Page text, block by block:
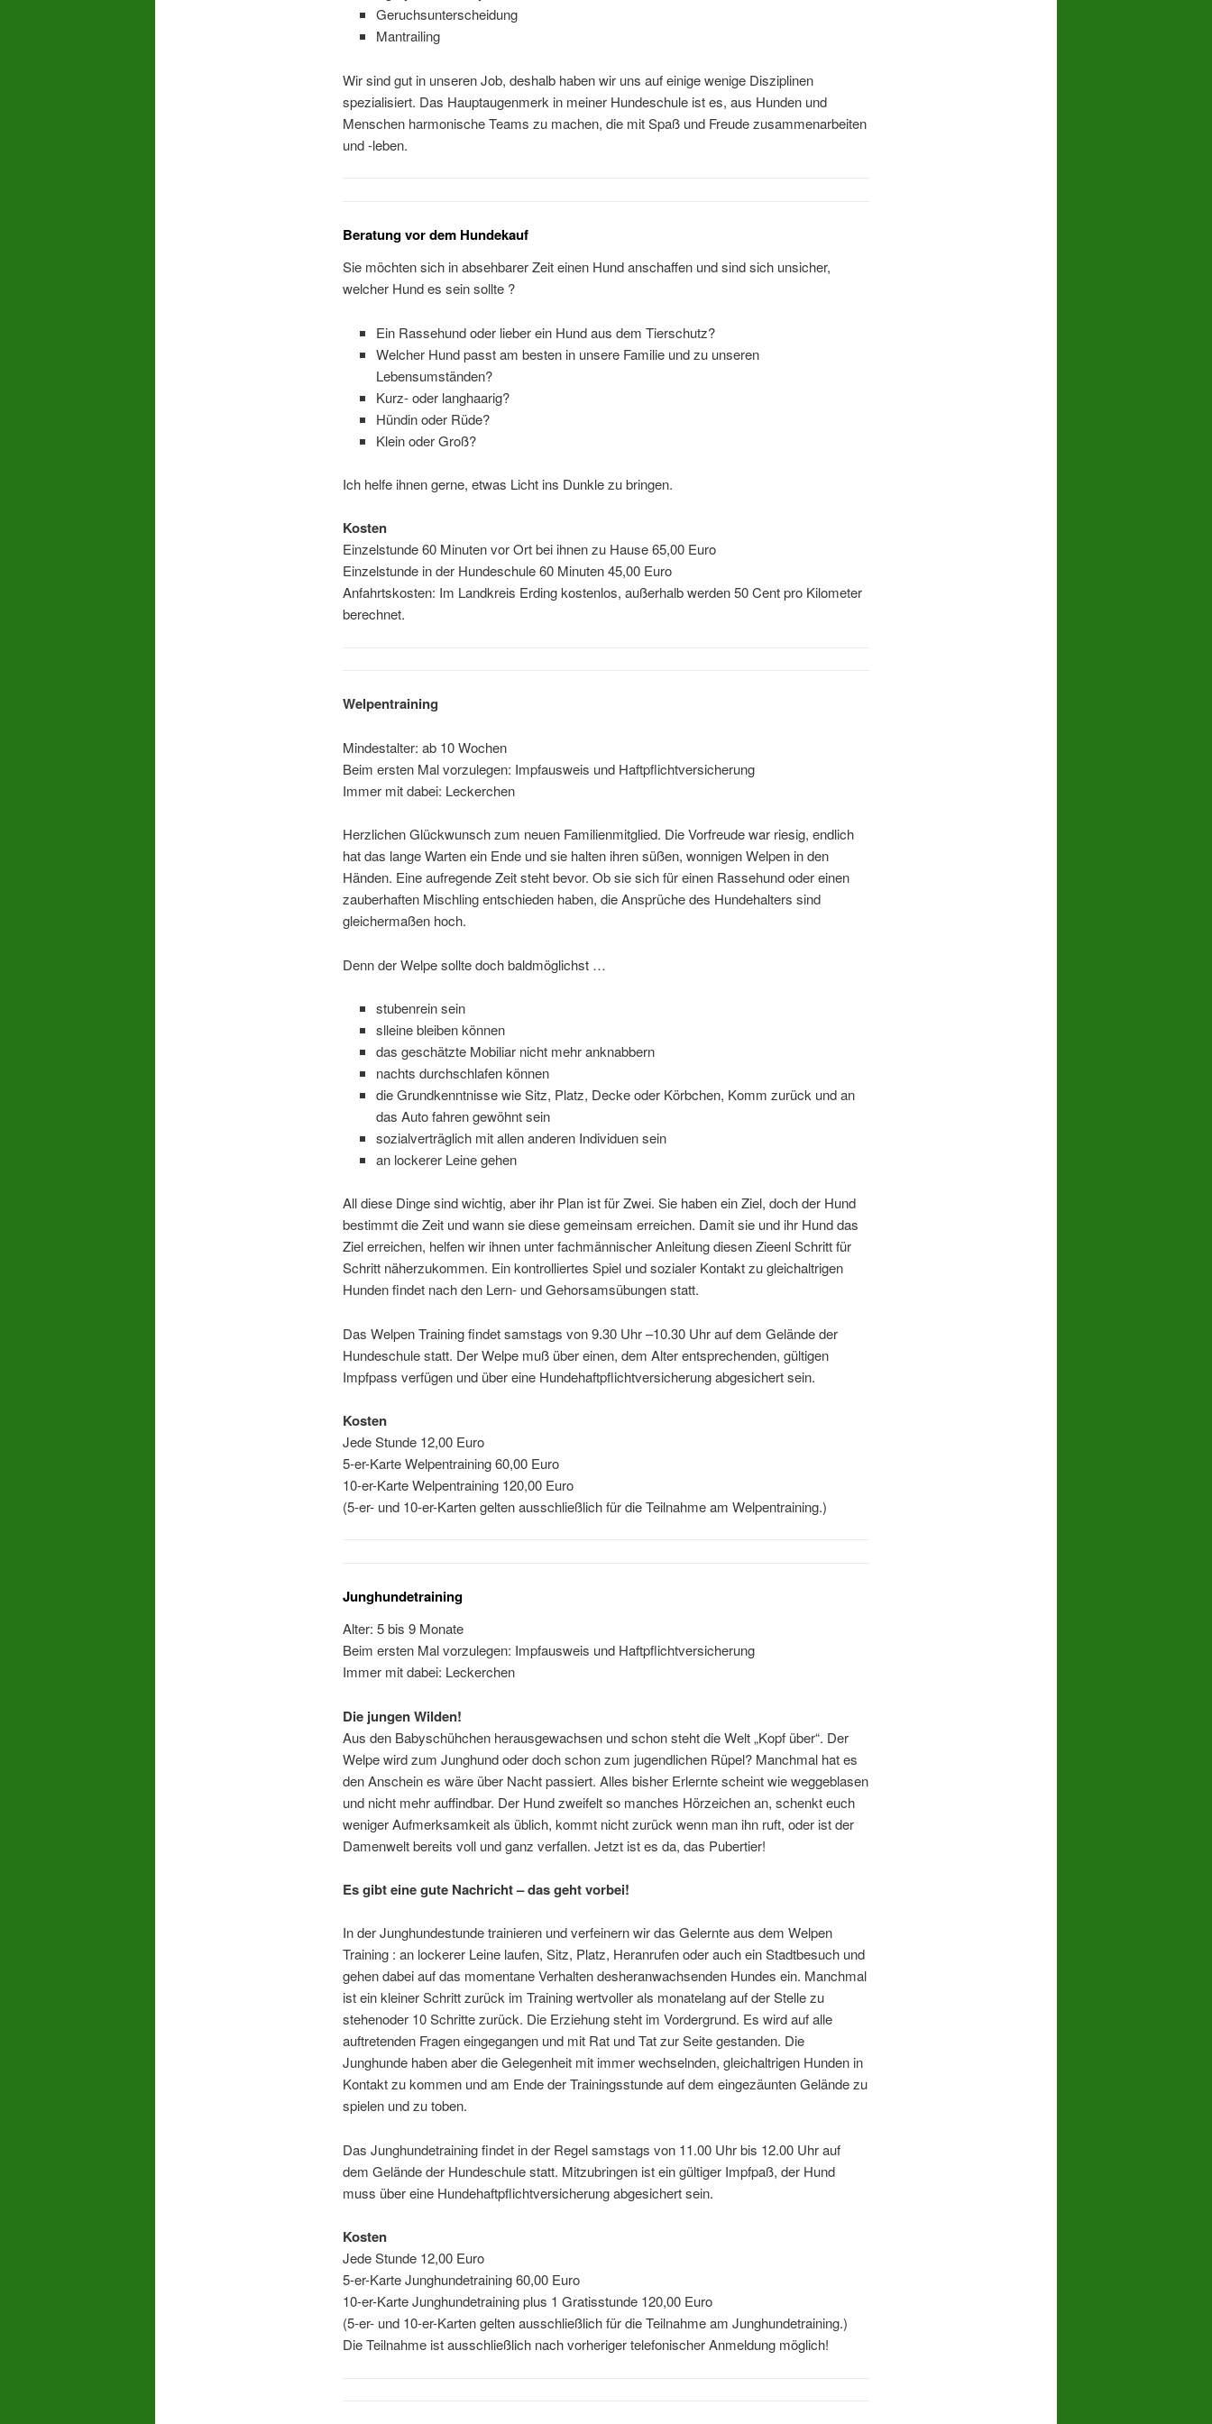
Geruchsunterscheidung
Mantrailing
Wir sind gut in unseren Job, deshalb haben wir uns auf einige wenige Disziplinen
spezialisiert. Das Hauptaugenmerk in meiner Hundeschule ist es, aus Hunden und
Menschen harmonische Teams zu machen, die mit Spaß und Freude zusammenarbeiten
und -leben.
Beratung vor dem Hundekauf
Sie möchten sich in absehbarer Zeit einen Hund anschaffen und sind sich unsicher,
welcher Hund es sein sollte ?
Ein Rassehund oder lieber ein Hund aus dem Tierschutz?
Welcher Hund passt am besten in unsere Familie und zu unseren
Lebensumständen?
Kurz- oder langhaarig?
Hündin oder Rüde?
Klein oder Groß?
Ich helfe ihnen gerne, etwas Licht ins Dunkle zu bringen.
Kosten
Einzelstunde 60 Minuten vor Ort bei ihnen zu Hause 65,00 Euro
Einzelstunde in der Hundeschule 60 Minuten 45,00 Euro
Anfahrtskosten: Im Landkreis Erding kostenlos, außerhalb werden 50 Cent pro Kilometer
berechnet.
Welpentraining
Mindestalter: ab 10 Wochen
Beim ersten Mal vorzulegen: Impfausweis und Haftpflichtversicherung
Immer mit dabei: Leckerchen
Herzlichen Glückwunsch zum neuen Familienmitglied. Die Vorfreude war riesig, endlich
hat das lange Warten ein Ende und sie halten ihren süßen, wonnigen Welpen in den
Händen. Eine aufregende Zeit steht bevor. Ob sie sich für einen Rassehund oder einen
zauberhaften Mischling entschieden haben, die Ansprüche des Hundehalters sind
gleichermaßen hoch.
Denn der Welpe sollte doch baldmöglichst …
stubenrein sein
slleine bleiben können
das geschätzte Mobiliar nicht mehr anknabbern
nachts durchschlafen können
die Grundkenntnisse wie Sitz, Platz, Decke oder Körbchen, Komm zurück und an
das Auto fahren gewöhnt sein
sozialverträglich mit allen anderen Individuen sein
an lockerer Leine gehen
All diese Dinge sind wichtig, aber ihr Plan ist für Zwei. Sie haben ein Ziel, doch der Hund
bestimmt die Zeit und wann sie diese gemeinsam erreichen. Damit sie und ihr Hund das
Ziel erreichen, helfen wir ihnen unter fachmännischer Anleitung diesen Zieenl Schritt für
Schritt näherzukommen. Ein kontrolliertes Spiel und sozialer Kontakt zu gleichaltrigen
Hunden findet nach den Lern- und Gehorsamsübungen statt.
Das Welpen Training findet samstags von 9.30 Uhr –10.30 Uhr auf dem Gelände der
Hundeschule statt. Der Welpe muß über einen, dem Alter entsprechenden, gültigen
Impfpass verfügen und über eine Hundehaftpflichtversicherung abgesichert sein.
Kosten
Jede Stunde 12,00 Euro
5-er-Karte Welpentraining 60,00 Euro
10-er-Karte Welpentraining 120,00 Euro
(5-er- und 10-er-Karten gelten ausschließlich für die Teilnahme am Welpentraining.)
Junghundetraining
Alter: 5 bis 9 Monate
Beim ersten Mal vorzulegen: Impfausweis und Haftpflichtversicherung
Immer mit dabei: Leckerchen
Die jungen Wilden!
Aus den Babyschühchen herausgewachsen und schon steht die Welt „Kopf über“. Der
Welpe wird zum Junghund oder doch schon zum jugendlichen Rüpel? Manchmal hat es
den Anschein es wäre über Nacht passiert. Alles bisher Erlernte scheint wie weggeblasen
und nicht mehr auffindbar. Der Hund zweifelt so manches Hörzeichen an, schenkt euch
weniger Aufmerksamkeit als üblich, kommt nicht zurück wenn man ihn ruft, oder ist der
Damenwelt bereits voll und ganz verfallen. Jetzt ist es da, das Pubertier!
Es gibt eine gute Nachricht – das geht vorbei!
In der Junghundestunde trainieren und verfeinern wir das Gelernte aus dem Welpen
Training : an lockerer Leine laufen, Sitz, Platz, Heranrufen oder auch ein Stadtbesuch und
gehen dabei auf das momentane Verhalten desheranwachsenden Hundes ein. Manchmal
ist ein kleiner Schritt zurück im Training wertvoller als monatelang auf der Stelle zu
stehenoder 10 Schritte zurück. Die Erziehung steht im Vordergrund. Es wird auf alle
auftretenden Fragen eingegangen und mit Rat und Tat zur Seite gestanden. Die
Junghunde haben aber die Gelegenheit mit immer wechselnden, gleichaltrigen Hunden in
Kontakt zu kommen und am Ende der Trainingsstunde auf dem eingezäunten Gelände zu
spielen und zu toben.
Das Junghundetraining findet in der Regel samstags von 11.00 Uhr bis 12.00 Uhr auf
dem Gelände der Hundeschule statt. Mitzubringen ist ein gültiger Impfpaß, der Hund
muss über eine Hundehaftpflichtversicherung abgesichert sein.
Kosten
Jede Stunde 12,00 Euro
5-er-Karte Junghundetraining 60,00 Euro
10-er-Karte Junghundetraining plus 1 Gratisstunde 120,00 Euro
(5-er- und 10-er-Karten gelten ausschließlich für die Teilnahme am Junghundetraining.)
Die Teilnahme ist ausschließlich nach vorheriger telefonischer Anmeldung möglich!